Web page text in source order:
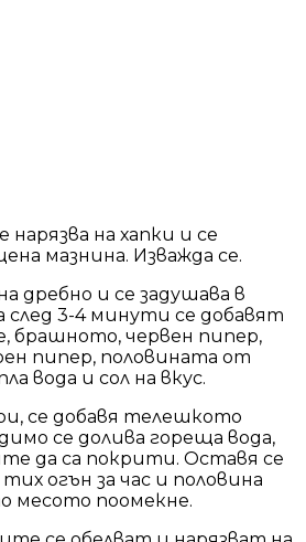
на хапки и се
мазнина. Изважда се.
дребно и се задушава в
след 3-4 минути се добавят
брашното, червен пипер,
пипер, половината от
вода и сол на вкус.
се добавя телешкото
се долива гореща вода,
да са покрити. Оставя се
огън за час и половина
месото поомекне.